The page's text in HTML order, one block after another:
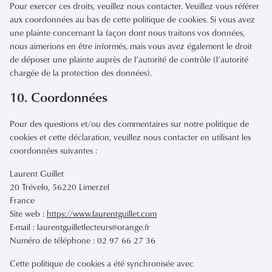
Pour exercer ces droits, veuillez nous contacter. Veuillez vous référer
aux coordonnées au bas de cette politique de cookies. Si vous avez
une plainte concernant la façon dont nous traitons vos données,
nous aimerions en être informés, mais vous avez également le droit
de déposer une plainte auprès de l’autorité de contrôle (l’autorité
chargée de la protection des données).
10. Coordonnées
Pour des questions et/ou des commentaires sur notre politique de
cookies et cette déclaration, veuillez nous contacter en utilisant les
coordonnées suivantes :
Laurent Guillet
20 Trévelo, 56220 Limerzel
France
Site web : https://www.laurentguillet.com
E-mail : laurentguilletlecteurs@orange.fr
Numéro de téléphone : 02 97 66 27 36
Cette politique de cookies a été synchronisée avec